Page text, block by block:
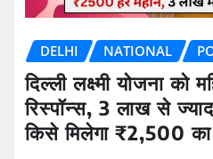
DELHI NATIONAL
दिल्ली लक्ष्मी योजना
रिस्पॉन्स, 3 लाख से
किसे मिलेगा ₹2,500